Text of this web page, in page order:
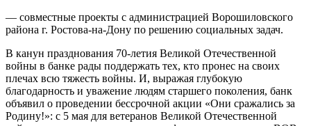
— совместные проекты с администрацией Ворошиловского
района г. Ростова-на-Дону по решению социальных задач.
В канун празднования 70-летия Великой Отечественной
войны в банке рады поддержать тех, кто пронес на своих
плечах всю тяжесть войны. И, выражая глубокую
благодарность и уважение людям старшего поколения, банк
объявил о проведении бессрочной акции «Они сражались за
Родину!»: с 5 мая для ветеранов Великой Отечественной